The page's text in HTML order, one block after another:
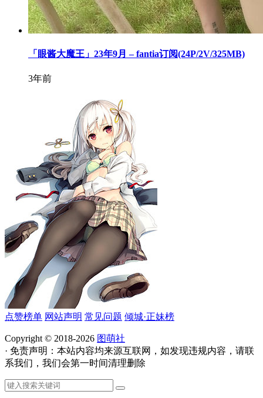
「眼酱大魔王」23年9月 – fantia订阅(24P/2V/325MB)
3年前
点赞榜单 网站声明 常见问题 倾城·正妹榜
Copyright © 2018-2026 图萌社
· 免责声明：本站内容均来源互联网，如发现违规内容，请联
系我们，我们会第一时间清理删除